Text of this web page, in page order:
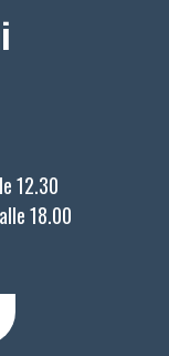
12.30
18.00